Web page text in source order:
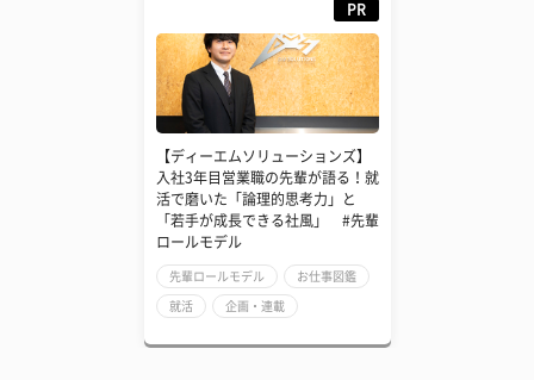
PR
【ディーエムソリューションズ】
入社3年目営業職の先輩が語る！就
活で磨いた「論理的思考力」と
「若手が成長できる社風」 #先輩
ロールモデル
先輩ロールモデル お仕事図鑑
就活 企画・連載